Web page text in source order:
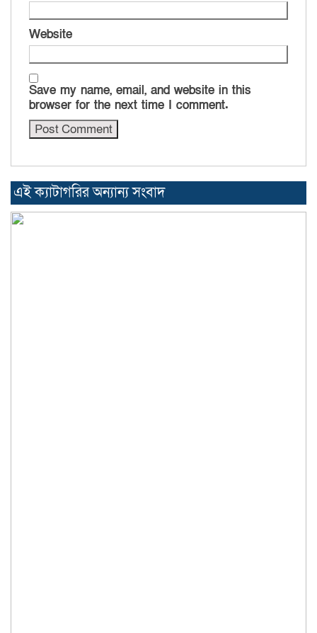
Website
Save my name, email, and website in this
browser for the next time I comment.
এই ক্যাটাগরির অন্যান্য সংবাদ